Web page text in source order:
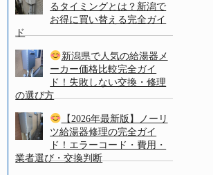
るタイミングとは？新潟で
お得に買い替える完全ガイ
ド
新潟県で人気の給湯器メ
ーカー価格比較完全ガイ
ド！失敗しない交換・修理
の選び方
【2026年最新版】ノーリ
ツ給湯器修理の完全ガイ
ド！エラーコード・費用・
業者選び・交換判断